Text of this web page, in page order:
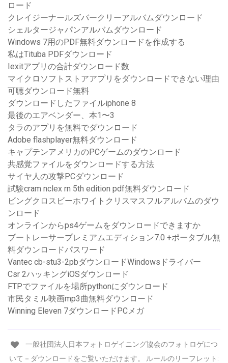
ロード
クレイジーナールズバークリーアルバムダウンロード
シェルタージャパンアルバムダウンロード
Windows 7用のPDF無料ダウンロードを作成する
私はTituba PDFダウンロード
Iexitアプリの合計ダウンロード数
マイクロソフトストアアプリをダウンロードできない理由
可聴ダウンロード無料
ダウンロードしたファイルiphone 8
最後のエアベンダー、本1〜3
タラのアプリを無料でダウンロード
Adobe flashplayer無料ダウンロード
キャプテンアメリカのPCゲームのダウンロード
共感覚ファイルをダウンロードする方法
サイヤ人の攻撃PCダウンロード
試験cram nclex rn 5th edition pdf無料ダウンロード
ビングクロスビーホワイトクリスマスフルアルバムのダウ
ンロード
オンラインからps4ゲームをダウンロードできますか
ブートレーサープレミアムエディション7.0 +ポータブル無
料ダウンロードパスワード
Vantec cb-stu3-2pbダウンロードWindowsドライバー
Csr 2ハッキングiOSダウンロード
FTPでファイルを場所pythonにダウンロード
市民タミル映画mp3曲無料ダウンロード
Winning Eleven 7ダウンロードPCメガ
一般社団法人日本フォトロゲイニング協会のフォトロゲにつ
いて－ダウンロードをご覧いただけます。 ルールのリーフレット: